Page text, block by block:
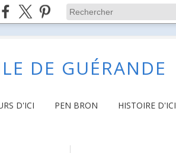
DE GUÉRANDE
D'ICI PEN BRON HISTOIRE D'ICI